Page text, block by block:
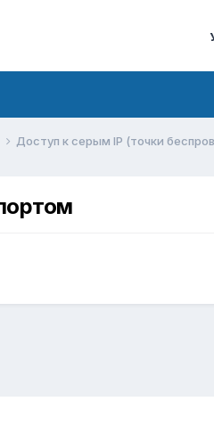
Доступ к серым IP (точки